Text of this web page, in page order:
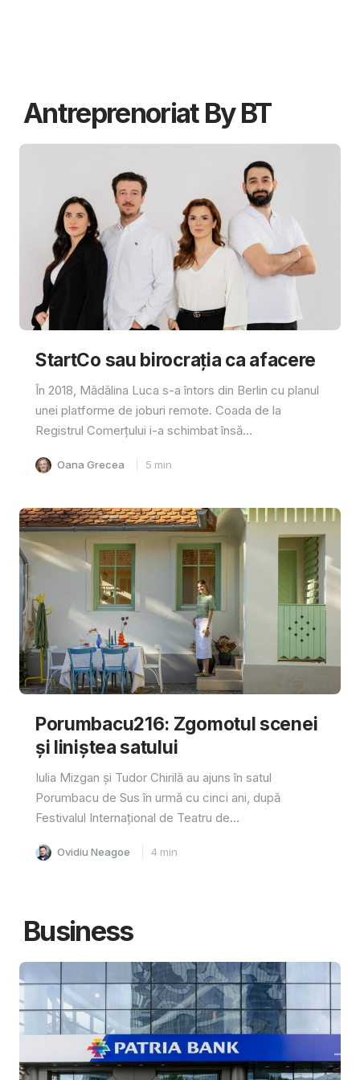
Antreprenoriat By BT
StartCo sau birocrația ca afacere
În 2018, Mădălina Luca s-a întors din Berlin cu planul
unei platforme de joburi remote. Coada de la
Registrul Comerțului i-a schimbat însă...
Oana Grecea 5 min
Porumbacu216: Zgomotul scenei
și liniștea satului
Iulia Mizgan și Tudor Chirilă au ajuns în satul
Porumbacu de Sus în urmă cu cinci ani, după
Festivalul Internațional de Teatru de...
Ovidiu Neagoe 4 min
Business